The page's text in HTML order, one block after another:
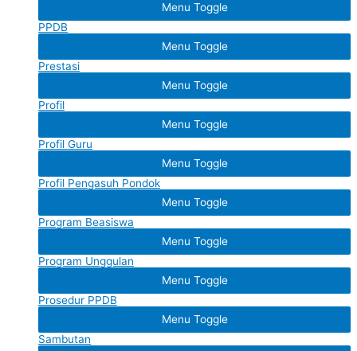
Menu Toggle
PPDB
Menu Toggle
Prestasi
Menu Toggle
Profil
Menu Toggle
Profil Guru
Menu Toggle
Profil Pengasuh Pondok
Menu Toggle
Program Beasiswa
Menu Toggle
Program Unggulan
Menu Toggle
Prosedur PPDB
Menu Toggle
Sambutan